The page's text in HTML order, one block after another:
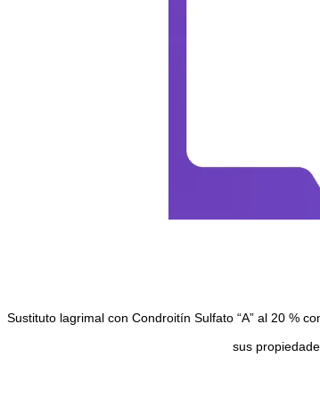
Sustituto lagrimal con Condroitín Sulfato “A” al 20 %
sus